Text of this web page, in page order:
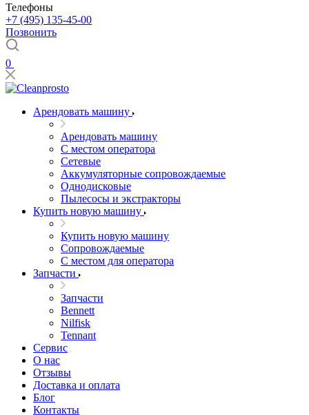
Телефоны
+7 (495) 135-45-00
Позвонить
0
Арендовать машину
Арендовать машину
С местом оператора
Сетевые
Аккумуляторные сопровождаемые
Однодисковые
Пылесосы и экстракторы
Купить новую машину
Купить новую машину
Сопровождаемые
С местом для оператора
Запчасти
Запчасти
Bennett
Nilfisk
Tennant
Сервис
О нас
Отзывы
Доставка и оплата
Блог
Контакты